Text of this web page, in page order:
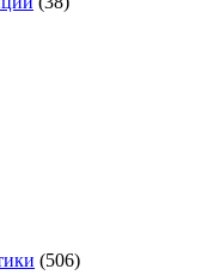
(506)